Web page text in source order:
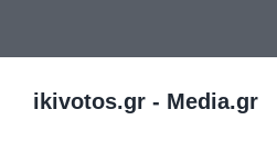
ikivotos.gr - Media.gr